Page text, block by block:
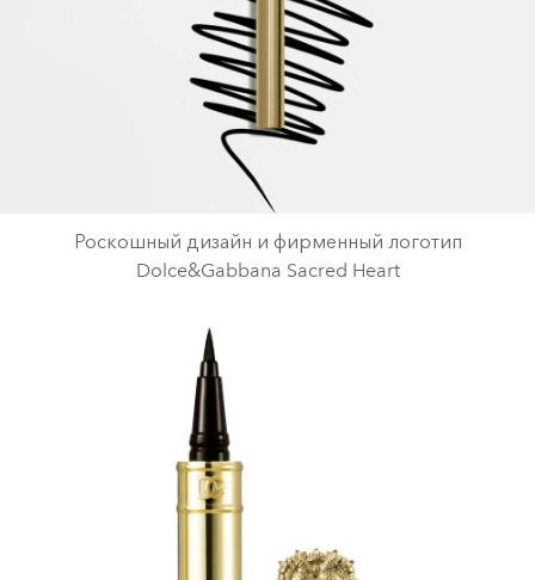
Роскошный дизайн и фирменный логотип
Dolce&Gabbana Sacred Heart